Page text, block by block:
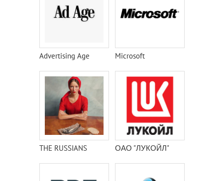
Advertising Age Microsoft
THE RUSSIANS ОАО "ЛУКОЙЛ"